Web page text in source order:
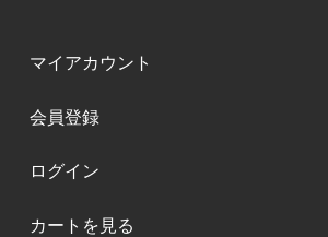
マイアカウント
会員登録
ログイン
カートを見る